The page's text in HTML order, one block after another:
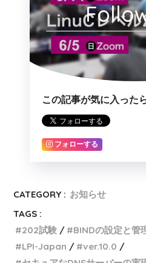
この記事が気に入った
フォローする
CATEGORY : お知らせ
TAGS :
202試験
BINDの設定と管
LPI-Japan
ver.10.0